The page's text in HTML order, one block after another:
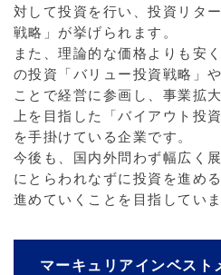
対して投資を行い、投資リタ
戦略」が挙げられます。
また、理論的な価格よりも安
の投資「バリュー投資戦略」
ことで経営に参画し、事業拡
上を目指した「バイアウト投
を手掛けている企業です。
今後も、国内外問わず幅広く
にとらわれなずに投資を進め
進めていくことを目指していま
マーキュリアインベスト